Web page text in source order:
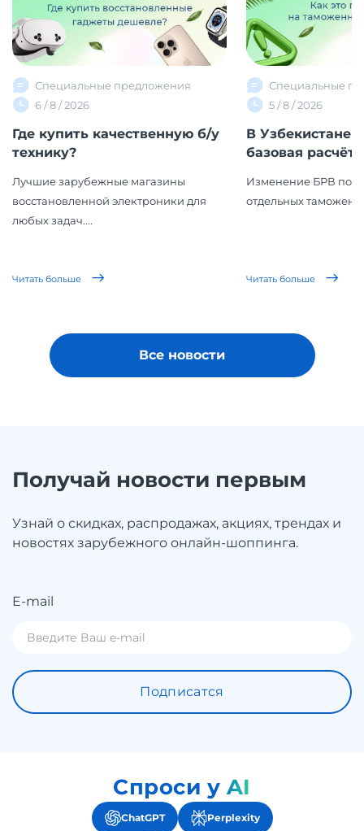
Специальные предложения
6 / 8 / 2026
Где купить качественную б/у
технику?
Лучшие зарубежные магазины
восстановленной электроники для
любых задач....
Читать больше
Специальные
5 / 8 / 2026
В Узбекистане
базовая
Изменение БРВ
отдельных
Читать больше
Все новости
Получай новости первым
Узнай о скидках, распродажах, акциях, трендах и
новостях зарубежного онлайн-шоппинга.
E-mail
Подписатся
Спроси у AI
ChatGPT Perplexity